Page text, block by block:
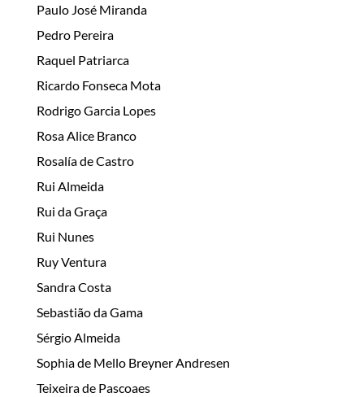
Paulo José Miranda
Pedro Pereira
Raquel Patriarca
Ricardo Fonseca Mota
Rodrigo Garcia Lopes
Rosa Alice Branco
Rosalía de Castro
Rui Almeida
Rui da Graça
Rui Nunes
Ruy Ventura
Sandra Costa
Sebastião da Gama
Sérgio Almeida
Sophia de Mello Breyner Andresen
Teixeira de Pascoaes